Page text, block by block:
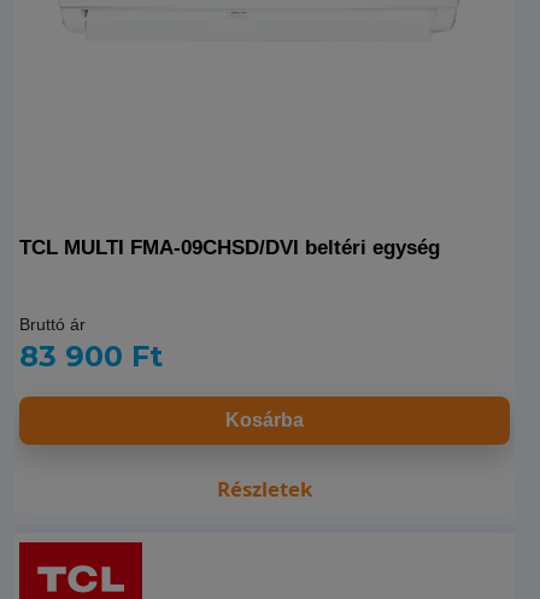
TCL MULTI FMA-09CHSD/DVI beltéri egység
Bruttó ár
83 900 Ft
Kosárba
Részletek